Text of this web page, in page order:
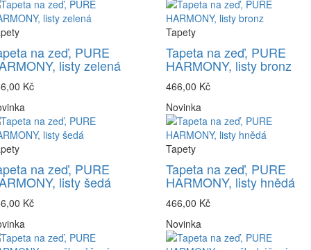
na zeď, PURE
listy zelená
Kč
Tapety
Tapeta na zeď, PURE
HARMONY, listy bronz
466,00 Kč
na zeď, PURE
listy šedá
Kč
Novinka
Tapety
Tapeta na zeď, PURE
HARMONY, listy hnědá
466,00 Kč
Novinka